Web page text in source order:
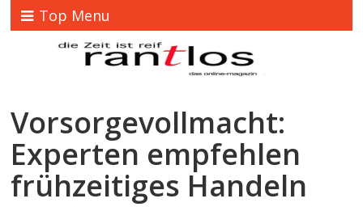
Top Menu
Vorsorgevollmacht:
Experten empfehlen
frühzeitiges Handeln